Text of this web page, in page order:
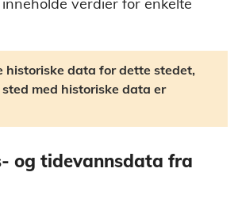
historiske data for dette stedet,
med historiske data er
og tidevannsdata fra